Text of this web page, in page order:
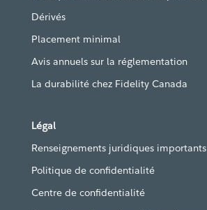
Dérivés
Placement minimal
Avis annuels sur la réglementation
La durabilité chez Fidelity Canada
Légal
Renseignements juridiques importants
Politique de confidentialité
Centre de confidentialité